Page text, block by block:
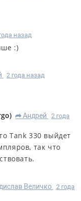
назад
:)
2 года назад
) R Андрей
2 года
Tank 330 выйдет
так что
Величко
2 года